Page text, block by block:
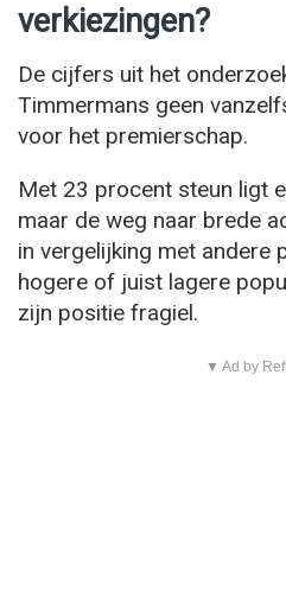
verkiezingen?
De cijfers uit het
Timmermans geen
voor het premierschap.
Met 23 procent steun ligt
maar de weg naar brede
in vergelijking met andere
hogere of juist lagere
zijn positie fragiel.
▼ Ad by